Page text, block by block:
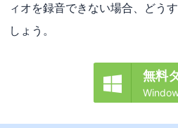
ィオを録音できない場合、どう
しょう。
 無料